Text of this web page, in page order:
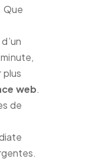
Que
plus
web.
de